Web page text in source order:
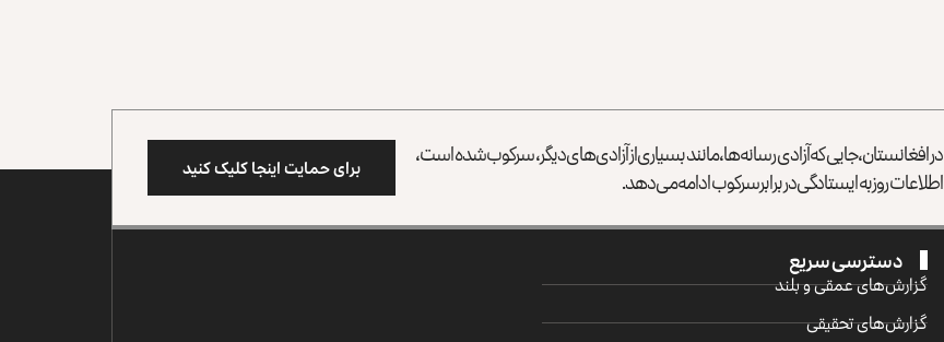
در افغانستان، جایی که آزادی رسانه‌ها، مانند بسیاری از آزادی‌های دیگر، سرکوب شده است،
اطلاعات روز به ایستادگی در برابر سرکوب ادامه می‌دهد. برای حمایت اینجا کلیک کنید
دسترسی سریع
گزارش‌‌های عمقی و بلند
گزارش‌های تحقیقی